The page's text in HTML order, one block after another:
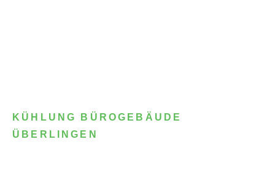
KÜHLUNG BÜROGEBÄUDE
ÜBERLINGEN